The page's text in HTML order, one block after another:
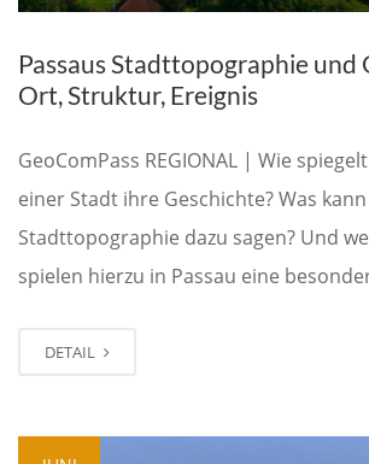
Passaus Stadttopographie und
Ort, Struktur, Ereignis
GeoComPass REGIONAL | Wie
einer Stadt ihre Geschichte? Was
Stadttopographie dazu sagen? Und
spielen hierzu in Passau eine
DETAIL